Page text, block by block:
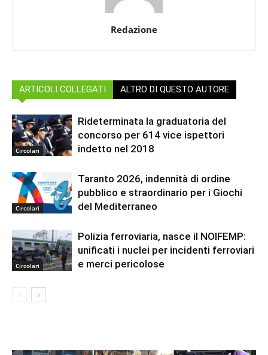
Redazione
ARTICOLI COLLEGATI ALTRO DI QUESTO AUTORE
Circolari
Rideterminata la graduatoria del
concorso per 614 vice ispettori
indetto nel 2018
Circolari
Taranto 2026, indennità di ordine
pubblico e straordinario per i Giochi
del Mediterraneo
Circolari
Polizia ferroviaria, nasce il NOIFEMP:
unificati i nuclei per incidenti ferroviari
e merci pericolose